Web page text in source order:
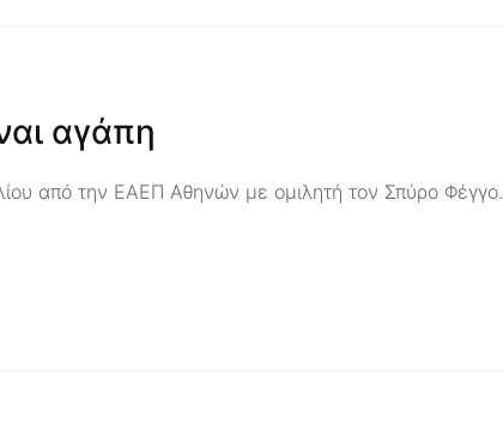
αγάπη
από την ΕΑΕΠ Αθηνών με ομιλητή τον Σπύρο Φέγγο.